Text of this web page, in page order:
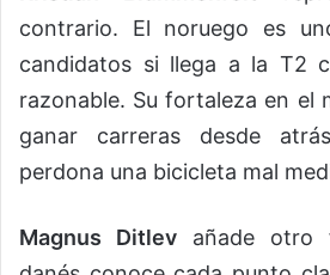
contrario. El noruego es
candidatos si llega a la T2
razonable. Su fortaleza en el
ganar carreras desde
perdona una bicicleta mal
Magnus Ditlev añade otro